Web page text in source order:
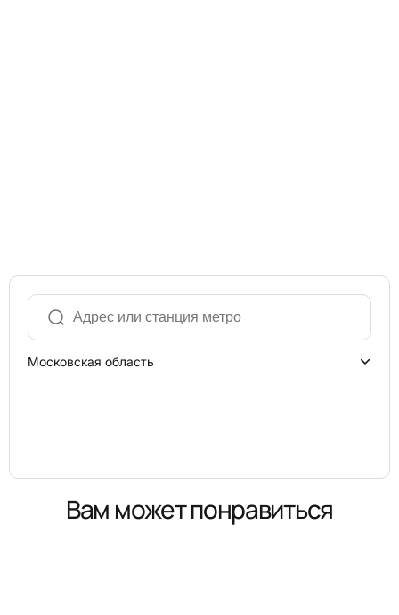
Московская область
Вам может понравиться